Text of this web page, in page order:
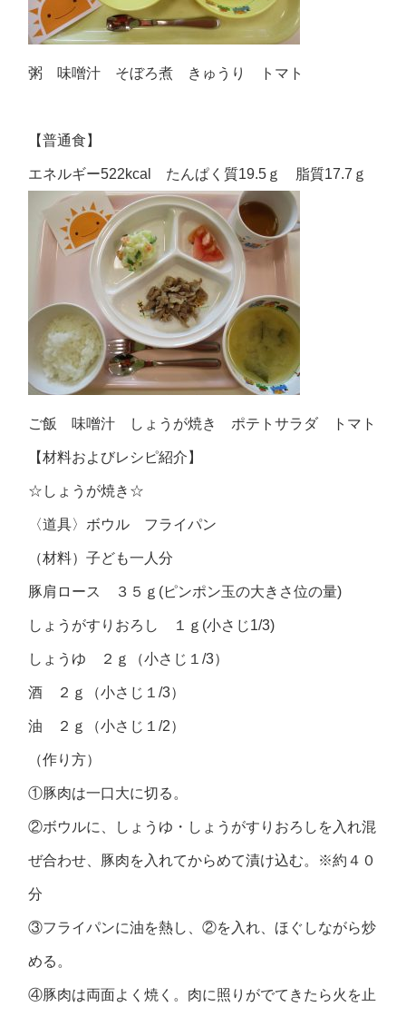
粥 味噌汁 そぼろ煮 きゅうり トマト
【普通食】
エネルギー522kcal たんぱく質19.5ｇ 脂質17.7ｇ
ご飯 味噌汁 しょうが焼き ポテトサラダ トマト
【材料およびレシピ紹介】
☆しょうが焼き☆
〈道具〉ボウル フライパン
（材料）子ども一人分
豚肩ロース ３５ｇ(ピンポン玉の大きさ位の量)
しょうがすりおろし １ｇ(小さじ1/3)
しょうゆ ２ｇ（小さじ１/3）
酒 ２ｇ（小さじ１/3）
油 ２ｇ（小さじ１/2）
（作り方）
①豚肉は一口大に切る。
②ボウルに、しょうゆ・しょうがすりおろしを入れ混
ぜ合わせ、豚肉を入れてからめて漬け込む。※約４０
分
③フライパンに油を熱し、②を入れ、ほぐしながら炒
める。
④豚肉は両面よく焼く。肉に照りがでてきたら火を止